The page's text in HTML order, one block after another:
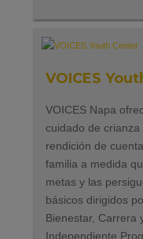
VOICES
VOICES Napa
cuidado de
rendición de
familia a medida
metas y las
básicos dirigidos
Bienestar, Carrera
Independiente